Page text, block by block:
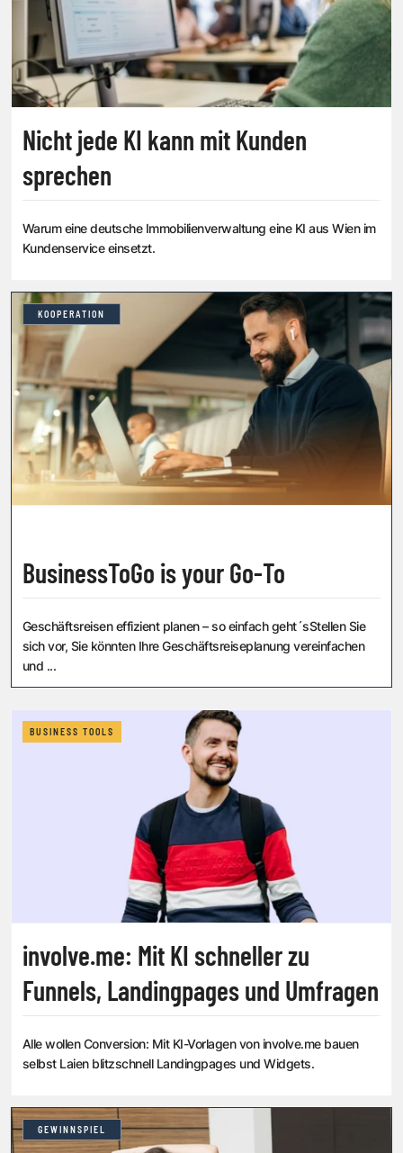
Nicht jede KI kann mit Kunden
sprechen
Warum eine deutsche Immobilienverwaltung eine KI aus Wien im
Kundenservice einsetzt.
KOOPERATION
BusinessToGo is your Go-To
Geschäftsreisen effizient planen – so einfach geht´sStellen Sie
sich vor, Sie könnten Ihre Geschäftsreiseplanung vereinfachen
und ...
BUSINESS TOOLS
involve.me: Mit KI schneller zu
Funnels, Landingpages und Umfragen
Alle wollen Conversion: Mit KI-Vorlagen von involve.me bauen
selbst Laien blitzschnell Landingpages und Widgets.
GEWINNSPIEL